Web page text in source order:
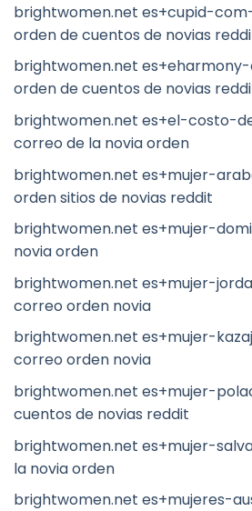
brightwomen.net es+cupid-
orden de cuentos de novias
brightwomen.net
orden de cuentos de novias
brightwomen.net es+el-costo-
correo de la novia orden
brightwomen.net es+mujer-
orden sitios de novias reddit
brightwomen.net es+mujer-
novia orden
brightwomen.net es+mujer-
correo orden novia
brightwomen.net es+mujer-
correo orden novia
brightwomen.net es+mujer-
cuentos de novias reddit
brightwomen.net es+mujer-
la novia orden
brightwomen.net es+mujeres-